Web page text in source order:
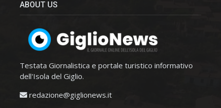
ABOUT US
Testata Giornalistica e portale turistico informativo
dell'Isola del Giglio.
redazione@giglionews.it